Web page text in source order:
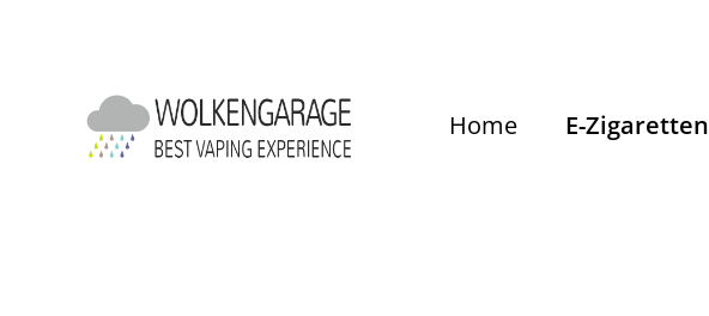
Home E-Zigaretten